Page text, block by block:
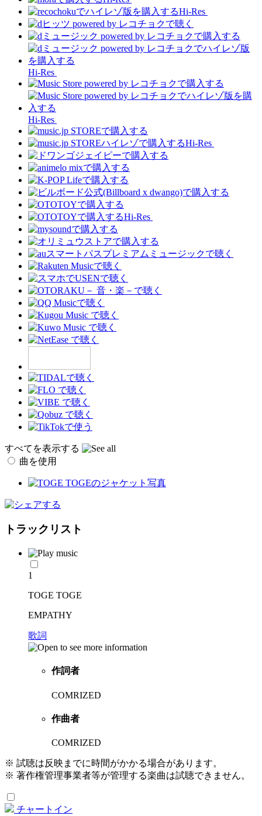
Hi-Res
Hi-Res
Hi-Res
Hi-Res
Hi-Res
すべてを表示する
曲を使用
トラックリスト
1
TOGE TOGE
EMPATHY
歌詞
作詞者
COMRIZED
作曲者
COMRIZED
※ 試聴は反映までに時間がかかる場合があります。
※ 著作権管理事業者等が管理する楽曲は試聴できません。
チャートイン